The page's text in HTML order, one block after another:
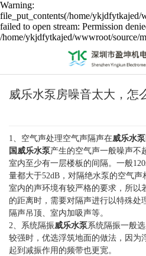
Warning:
file_put_contents(/home/ykjdfytkajed/
failed to open stream: Permission
/home/ykjdfytkajed/wwwroot/source/
威乐水泵房噪音太大，怎
1、空气声处理空气声隔声在威乐水泵
国威乐水泵产生的空气声一般噪声不
室内至少有一层楼板的间隔。一般
量都大于52dB，对隔绝水泵的空气
室内的声环境有较严格的要求，所以
的距离时，需要对隔声进行以特殊处
隔声吊顶、室内加吸声等。
2、系统隔振威乐水泵系统隔振一般
较强时，优选浮筑地面的做法，因为
起到减振作用的频带也更宽。